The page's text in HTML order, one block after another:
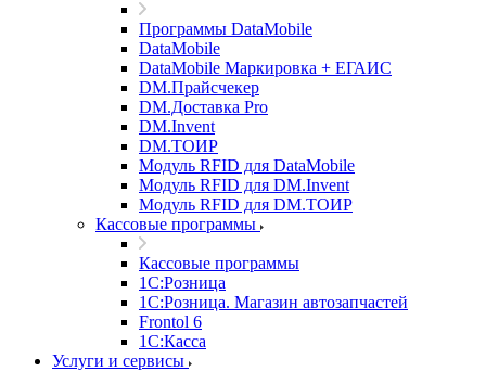
Программы DataMobile
DataMobile
DataMobile Маркировка + ЕГАИС
DM.Прайсчекер
DM.Доставка Pro
DM.Invent
DM.ТОИР
Модуль RFID для DataMobile
Модуль RFID для DM.Invent
Модуль RFID для DM.ТОИР
Кассовые программы
Кассовые программы
1С:Розница
1С:Розница. Магазин автозапчастей
Frontol 6
1С:Касса
Услуги и сервисы